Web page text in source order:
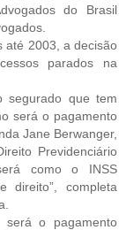
do Brasil
até 2003, a decisão
parados na
segurado que tem
será o pagamento
Jane Berwanger,
Previdenciário
como o INSS
direito”, completa
será o pagamento